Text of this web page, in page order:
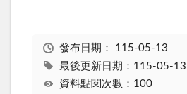
發布日期： 115-05-13
最後更新日期：115-05-13
資料點閱次數：100